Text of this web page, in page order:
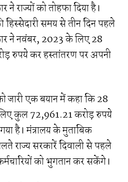
राज्यों को तोहफा दिया है।
हिस्सेदारी समय से तीन दिन पहले
ने नवंबर, 2023 के लिए 28
रुपये कर हस्तांतरण पर अपनी
जारी एक बयान में कहा कि 28
कुल 72,961.21 करोड़ रुपये
है। मंत्रालय के मुताबिक
राज्य सरकारें दिवाली से पहले
को भुगतान कर सकेंगे।